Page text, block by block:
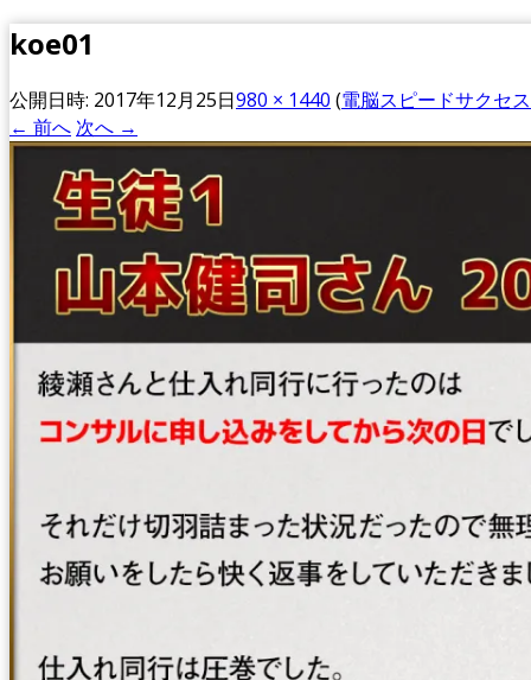
koe01
公開日時: 2017年12月25日980 × 1440 (電脳スピードサクセ
← 前へ 次へ →